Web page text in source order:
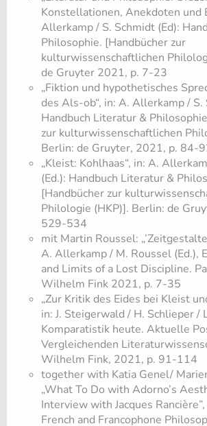
Konstellationen, Anekdoten und
Allerkamp / S. Schmidt (Ed):
Philosophie. [Handbücher zur
kulturwissenschaftlichen
de Gruyter 2021, p. 7-23
„Fiktion und hypothetisches
des Als-ob“, in: A. Allerkamp / S.
Handbuch Literatur &
zur kulturwissenschaftlichen
Berlin: de Gruyter, 2021, p. 84-
„Kleist: Kohlhaas“, in: A.
(Ed.): Handbuch Literatur &
[Handbücher zur
Philologie (HKP)]. Berlin: de
529-534
mit Martin Roussel:
A. Allerkamp / M. Roussel (Ed.),
and Limits of a Lost Discipline.
Wilhelm Fink 2021, p. 7-35
„Zur Kritik des Eides bei Kleist
in: J. Steigerwald / H. Schlieper /
Komparatistik heute. Aktuelle
Vergleichenden
Wilhelm Fink, 2021, p. 91-114
together with Katia Genel/
„What To Do with Adorno’s
Interview with Jacques
French and Francophone